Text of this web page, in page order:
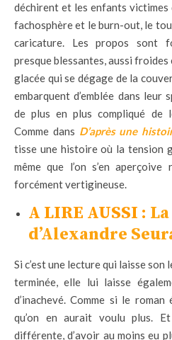
déchirent et les enfants victimes
fachosphère et le burn-out, le
caricature. Les propos sont
presque blessantes, aussi froides
glacée qui se dégage de la
embarquent d’emblée dans
de plus en plus compliqué
Comme dans D’après une
tisse une histoire où la tension
même que l’on s’en
forcément vertigineuse.
A LIRE AUSSI :
d’Alexandre
Si c’est une lecture qui laisse
terminée, elle lui laisse
d’inachevé. Comme si le
qu’on en aurait voulu plus.
différente, d’avoir au moins eu